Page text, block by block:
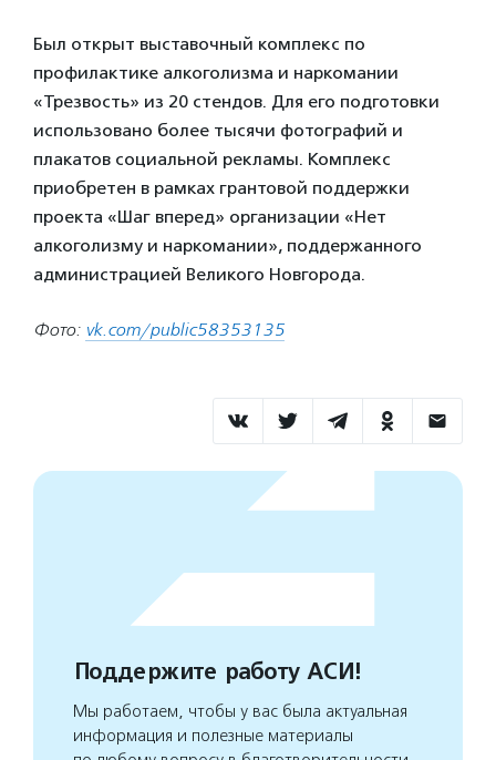
Был открыт выставочный комплекс по
профилактике алкоголизма и наркомании
«Трезвость» из 20 стендов. Для его подготовки
использовано более тысячи фотографий и
плакатов социальной рекламы. Комплекс
приобретен в рамках грантовой поддержки
проекта «Шаг вперед» организации «Нет
алкоголизму и наркомании», поддержанного
администрацией Великого Новгорода.
Фото: vk.com/public58353135
Поддержите работу АСИ!
Мы работаем, чтобы у вас была актуальная
информация и полезные материалы